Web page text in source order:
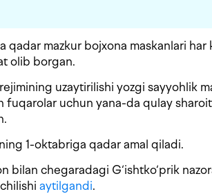
qadar mazkur bojxona maskanlari
olib borgan.
uzaytirilishi yozgi sayyohlik
fuqarolar uchun yana-da qulay
1-oktabriga qadar amal qiladi.
bilan chegaradagi G‘ishtko‘prik
aytilgandi.